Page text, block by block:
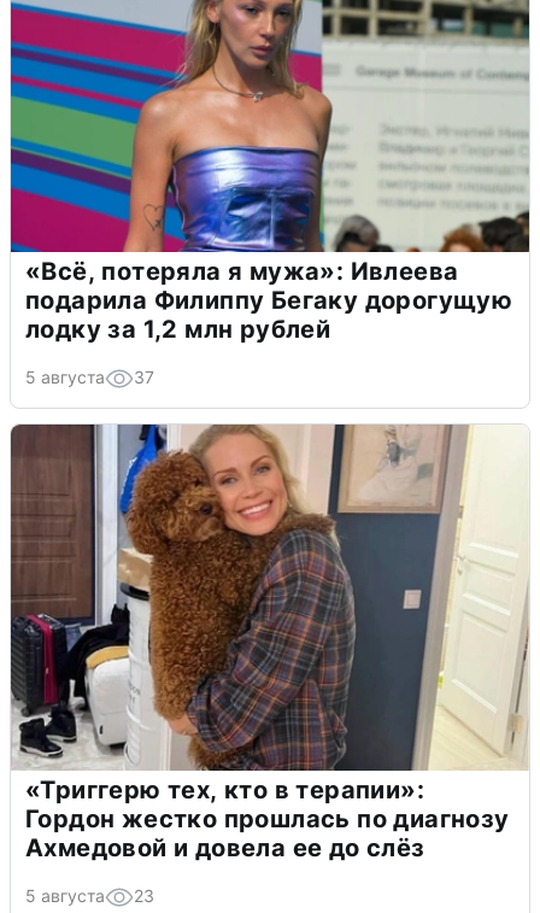
«Всё, потеряла я мужа»: Ивлеева
подарила Филиппу Бегаку дорогущую
лодку за 1,2 млн рублей
5 августа 37
«Триггерю тех, кто в терапии»:
Гордон жестко прошлась по диагнозу
Ахмедовой и довела ее до слёз
5 августа 23